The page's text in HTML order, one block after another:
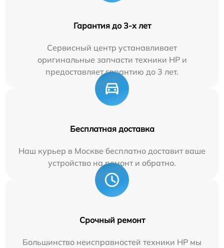
Гарантия до 3-х лет
Сервисный центр устанавливает
оригинальные запчасти техники HP и
предоставляет гарантию до 3 лет.
Бесплатная доставка
Наш курьер в Москве бесплатно доставит ваше
устройство на ремонт и обратно.
Срочный ремонт
Большинство неисправностей техники HP мы